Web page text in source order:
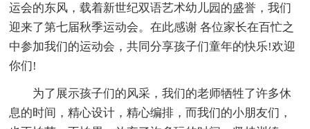
运会的东风，载着新世纪双语艺术幼儿园的盛誉，我们
迎来了第七届秋季运动会。在此感谢 各位家长在百忙之
中参加我们的运动会，共同分享孩子们童年的快乐!欢迎
你们!
为了展示孩子们的风采，我们的老师牺牲了许多休
息的时间，精心设计，精心编排，而我们的小朋友们，